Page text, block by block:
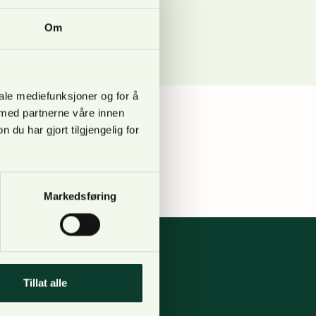
Om
mediefunksjoner og for å
partnerne våre innen
du har gjort tilgjengelig for
Markedsføring
Tillat alle